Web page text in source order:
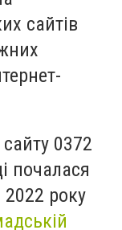
сайтів
0372
почалася
2022 року